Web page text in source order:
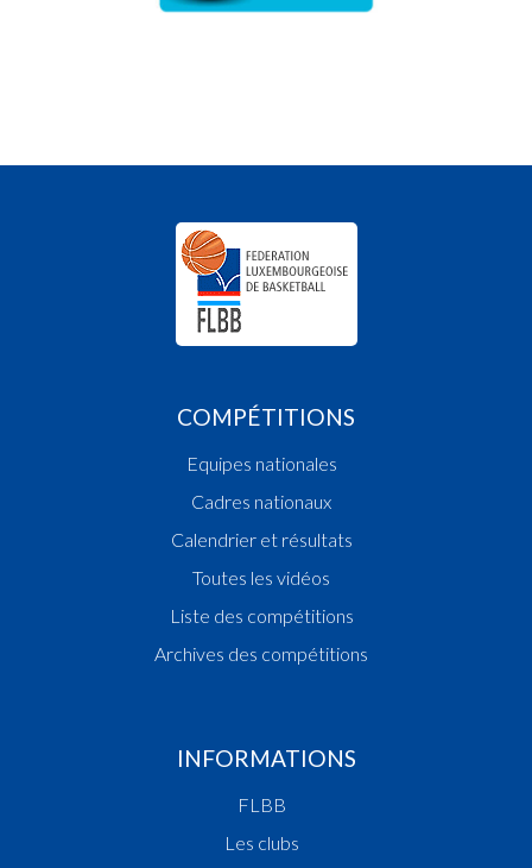
COMPÉTITIONS
Equipes nationales
Cadres nationaux
Calendrier et résultats
Toutes les vidéos
Liste des compétitions
Archives des compétitions
INFORMATIONS
FLBB
Les clubs